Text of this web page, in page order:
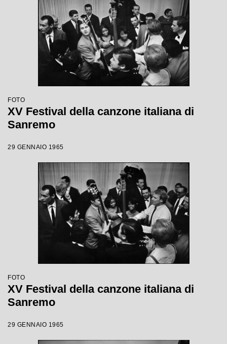
FOTO
XV Festival della canzone italiana di
Sanremo
29 GENNAIO 1965
FOTO
XV Festival della canzone italiana di
Sanremo
29 GENNAIO 1965